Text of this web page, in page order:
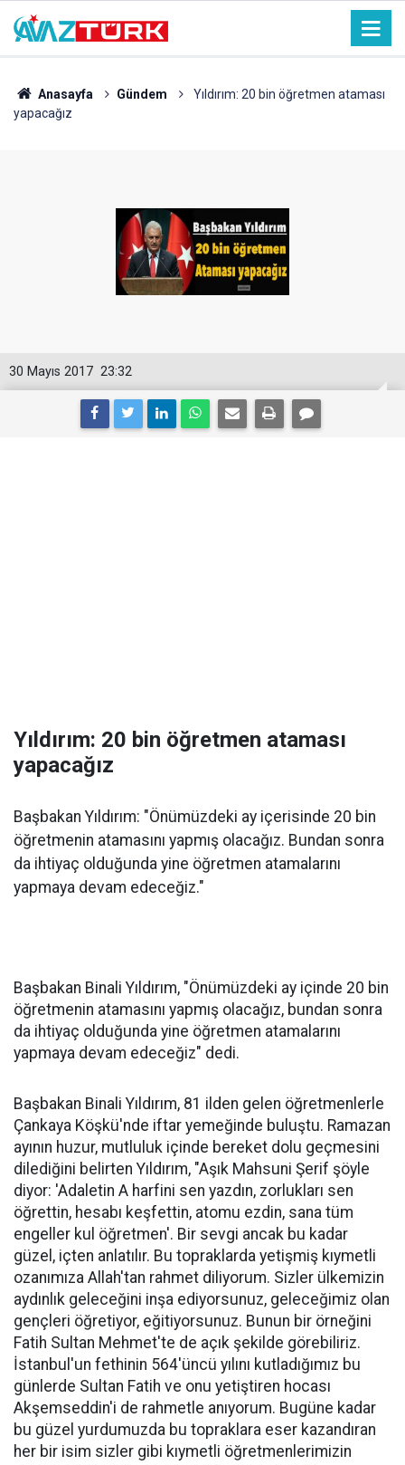
Anasayfa Gündem
Yıldırım: 20 bin öğretmen ataması
yapacağız
23:32
30 Mayıs 2017
Yıldırım: 20 bin öğretmen ataması
yapacağız
Başbakan Yıldırım: "Önümüzdeki ay içerisinde 20 bin
öğretmenin atamasını yapmış olacağız. Bundan sonra
da ihtiyaç olduğunda yine öğretmen atamalarını
yapmaya devam edeceğiz."
Başbakan Binali Yıldırım, "Önümüzdeki ay içinde 20 bin
öğretmenin atamasını yapmış olacağız, bundan sonra
da ihtiyaç olduğunda yine öğretmen atamalarını
yapmaya devam edeceğiz" dedi.
Başbakan Binali Yıldırım, 81 ilden gelen öğretmenlerle
Çankaya Köşkü'nde iftar yemeğinde buluştu. Ramazan
ayının huzur, mutluluk içinde bereket dolu geçmesini
dilediğini belirten Yıldırım, "Aşık Mahsuni Şerif şöyle
diyor: 'Adaletin A harfini sen yazdın, zorlukları sen
öğrettin, hesabı keşfettin, atomu ezdin, sana tüm
engeller kul öğretmen'. Bir sevgi ancak bu kadar
güzel, içten anlatılır. Bu topraklarda yetişmiş kıymetli
ozanımıza Allah'tan rahmet diliyorum. Sizler ülkemizin
aydınlık geleceğini inşa ediyorsunuz, geleceğimiz olan
gençleri öğretiyor, eğitiyorsunuz. Bunun bir örneğini
Fatih Sultan Mehmet'te de açık şekilde görebiliriz.
İstanbul'un fethinin 564'üncü yılını kutladığımız bu
günlerde Sultan Fatih ve onu yetiştiren hocası
Akşemseddin'i de rahmetle anıyorum. Bugüne kadar
bu güzel yurdumuzda bu topraklara eser kazandıran
her bir isim sizler gibi kıymetli öğretmenlerimizin